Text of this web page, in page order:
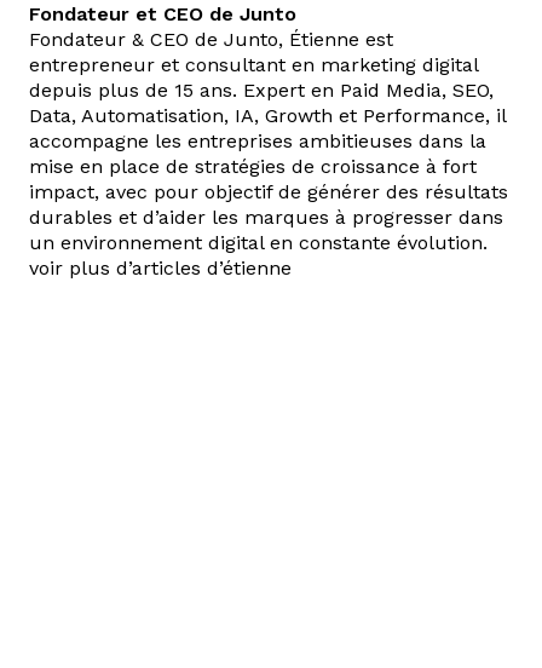
Fondateur et CEO de Junto
Fondateur & CEO de Junto, Étienne est
entrepreneur et consultant en marketing digital
depuis plus de 15 ans. Expert en Paid Media, SEO,
Data, Automatisation, IA, Growth et Performance, il
accompagne les entreprises ambitieuses dans la
mise en place de stratégies de croissance à fort
impact, avec pour objectif de générer des résultats
durables et d’aider les marques à progresser dans
un environnement digital en constante évolution.
voir plus d’articles d’étienne